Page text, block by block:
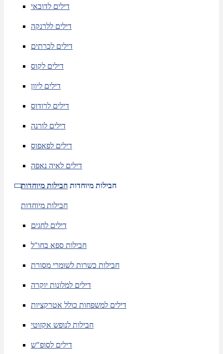
דילים לדובאי
דילים ללרנקה
דילים לכרתים
דילים לקוס
דילים ליוון
דילים לרודוס
דילים לורנה
דילים לפאפוס
דילים לאיה נאפה
חבילות מיוחדות חבילות מיוחדות
חבילות מיוחדות
דילים לחגים
חבילות ספא בחו"ל
חבילות כשרות לשומרי מסורת
דילים למלונות יוקרה
דילים למשפחות כולל אטרקציות
חבילות לנופש אקזוטי
דילים לסופ"ש